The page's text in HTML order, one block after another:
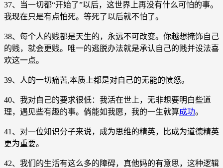
37、当一切都“开始了”以后，这世界上再没有什么可怕的事。
我现在只是有点怕死。等死了以后就不怕了。
38、每个人的贱都是天生的，永远不可改变。你越想掩饰自己
的贱，就会更贱。唯一的逃脱办法就是承认自己的贱并设法喜
欢这一点。
39、人的一切痛苦,本质上都是对自己的无能的愤怒。
40、我对自己的要求很低：我活在世上，无非想要明白些道
理，遇见些有趣的事。倘能如我愿，我的一生就算成功。
41、对一位知识分子来说，成为思维的精英，比成为道德精英
更为重要。
42、我们的生活有这么多的障碍，真他妈的有意思，这种逻辑